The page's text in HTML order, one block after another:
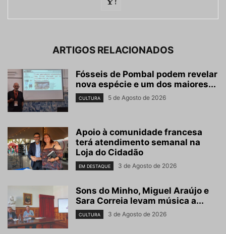
ARTIGOS RELACIONADOS
Fósseis de Pombal podem revelar
nova espécie e um dos maiores...
CULTURA 5 de Agosto de 2026
Apoio à comunidade francesa
terá atendimento semanal na
Loja do Cidadão
EM DESTAQUE 3 de Agosto de 2026
Sons do Minho, Miguel Araújo e
Sara Correia levam música a...
CULTURA 3 de Agosto de 2026